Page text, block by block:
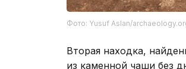
Фото: Yusuf Aslan/
Вторая находка,
из каменной чаши без